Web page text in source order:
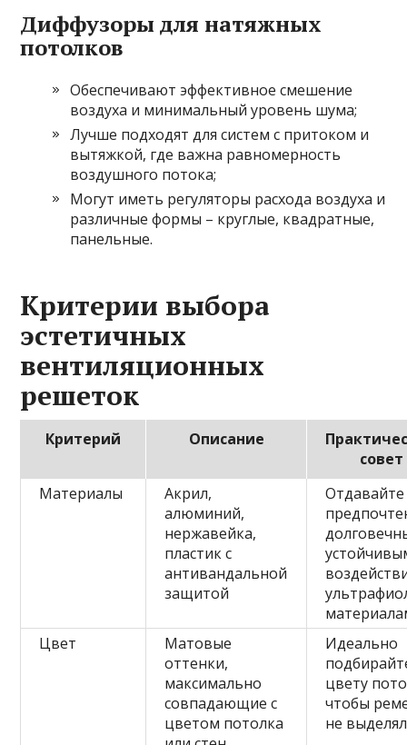
Диффузоры для натяжных
потолков
Обеспечивают эффективное смешение
воздуха и минимальный уровень шума;
Лучше подходят для систем с притоком и
вытяжкой, где важна равномерность
воздушного потока;
Могут иметь регуляторы расхода воздуха и
различные формы – круглые, квадратные,
панельные.
Критерии выбора
эстетичных
вентиляционных
решеток
Критерий Описание
совет
Материалы
Акрил,
алюминий,
нержавейка,
пластик с
антивандальной
защитой
Отдавайте
Цвет
Матовые
оттенки,
максимально
совпадающие с
цветом потолка
Идеально
цвету
чтобы
не